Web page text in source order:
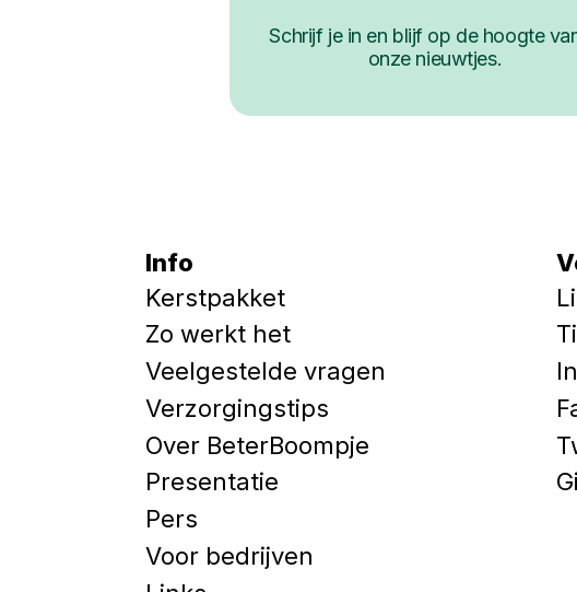
Schrijf je in en blijf op de hoogte
onze nieuwtjes.
Info
Kerstpakket
Zo werkt het
Veelgestelde vragen
Verzorgingstips
Over BeterBoompje
Presentatie
Pers
Voor bedrijven